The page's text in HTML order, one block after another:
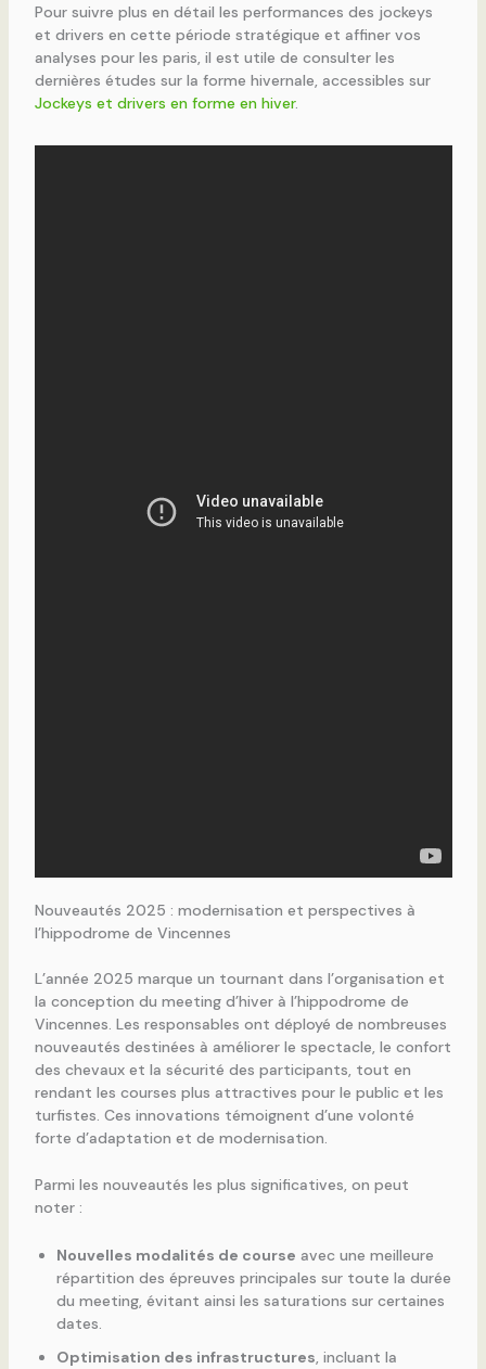
Pour suivre plus en détail les performances des jockeys
et drivers en cette période stratégique et affiner vos
analyses pour les paris, il est utile de consulter les
dernières études sur la forme hivernale, accessibles sur
Jockeys et drivers en forme en hiver.
Nouveautés 2025 : modernisation et perspectives à
l’hippodrome de Vincennes
L’année 2025 marque un tournant dans l’organisation et
la conception du meeting d’hiver à l’hippodrome de
Vincennes. Les responsables ont déployé de nombreuses
nouveautés destinées à améliorer le spectacle, le confort
des chevaux et la sécurité des participants, tout en
rendant les courses plus attractives pour le public et les
turfistes. Ces innovations témoignent d’une volonté
forte d’adaptation et de modernisation.
Parmi les nouveautés les plus significatives, on peut
noter :
Nouvelles modalités de course avec une meilleure
répartition des épreuves principales sur toute la durée
du meeting, évitant ainsi les saturations sur certaines
dates.
Optimisation des infrastructures, incluant la